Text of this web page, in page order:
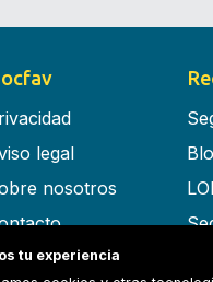
legal
nosotros
y condiciones
tu experiencia